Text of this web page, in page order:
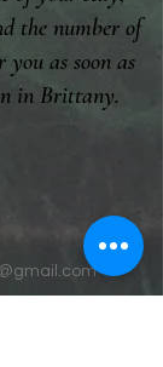
the number of
you as soon as
in Brittany.